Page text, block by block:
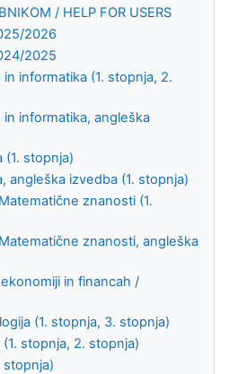
/ HELP FOR USERS
2026
2025
in informatika (1. stopnja, 2.
in informatika, angleška
(1. stopnja)
angleška izvedba (1. stopnja)
znanosti (1.
znanosti, angleška
in financah /
(1. stopnja, 3. stopnja)
stopnja, 2. stopnja)
stopnja)